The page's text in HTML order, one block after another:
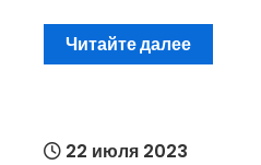
Читайте далее
22 июля 2023